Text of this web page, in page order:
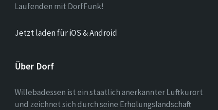
Laufenden mit DorfFunk!
Jetzt laden für iOS & Android
Über Dorf
Willebadessen ist ein staatlich anerkannter Luftkurort
und zeichnet sich durch seine Erholungslandschaft